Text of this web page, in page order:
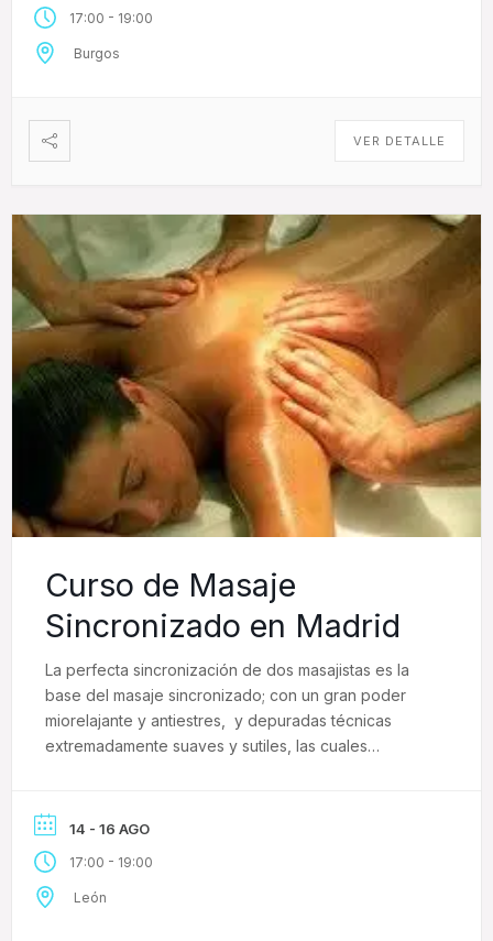
17:00 - 19:00
Burgos
VER DETALLE
Curso de Masaje
Sincronizado en Madrid
La perfecta sincronización de dos masajistas es la
base del masaje sincronizado; con un gran poder
miorelajante y antiestres, y depuradas técnicas
extremadamente suaves y sutiles, las cuales
masajes delicados y nada profundos o para
aquellos con poca tolerancia a las manipulaciones
[…]
14 - 16 AGO
17:00 - 19:00
León